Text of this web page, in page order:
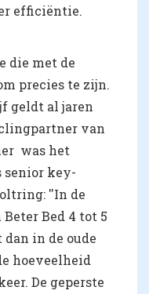
efficiëntie.
die met de
precies te zijn.
geldt al jaren
van
was het
senior key-
''In de
Bed 4 tot 5
in de oude
hoeveelheid
De geperste